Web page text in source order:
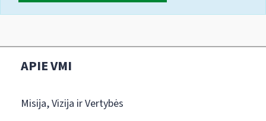
APIE VMI
Misija, Vizija ir Vertybės